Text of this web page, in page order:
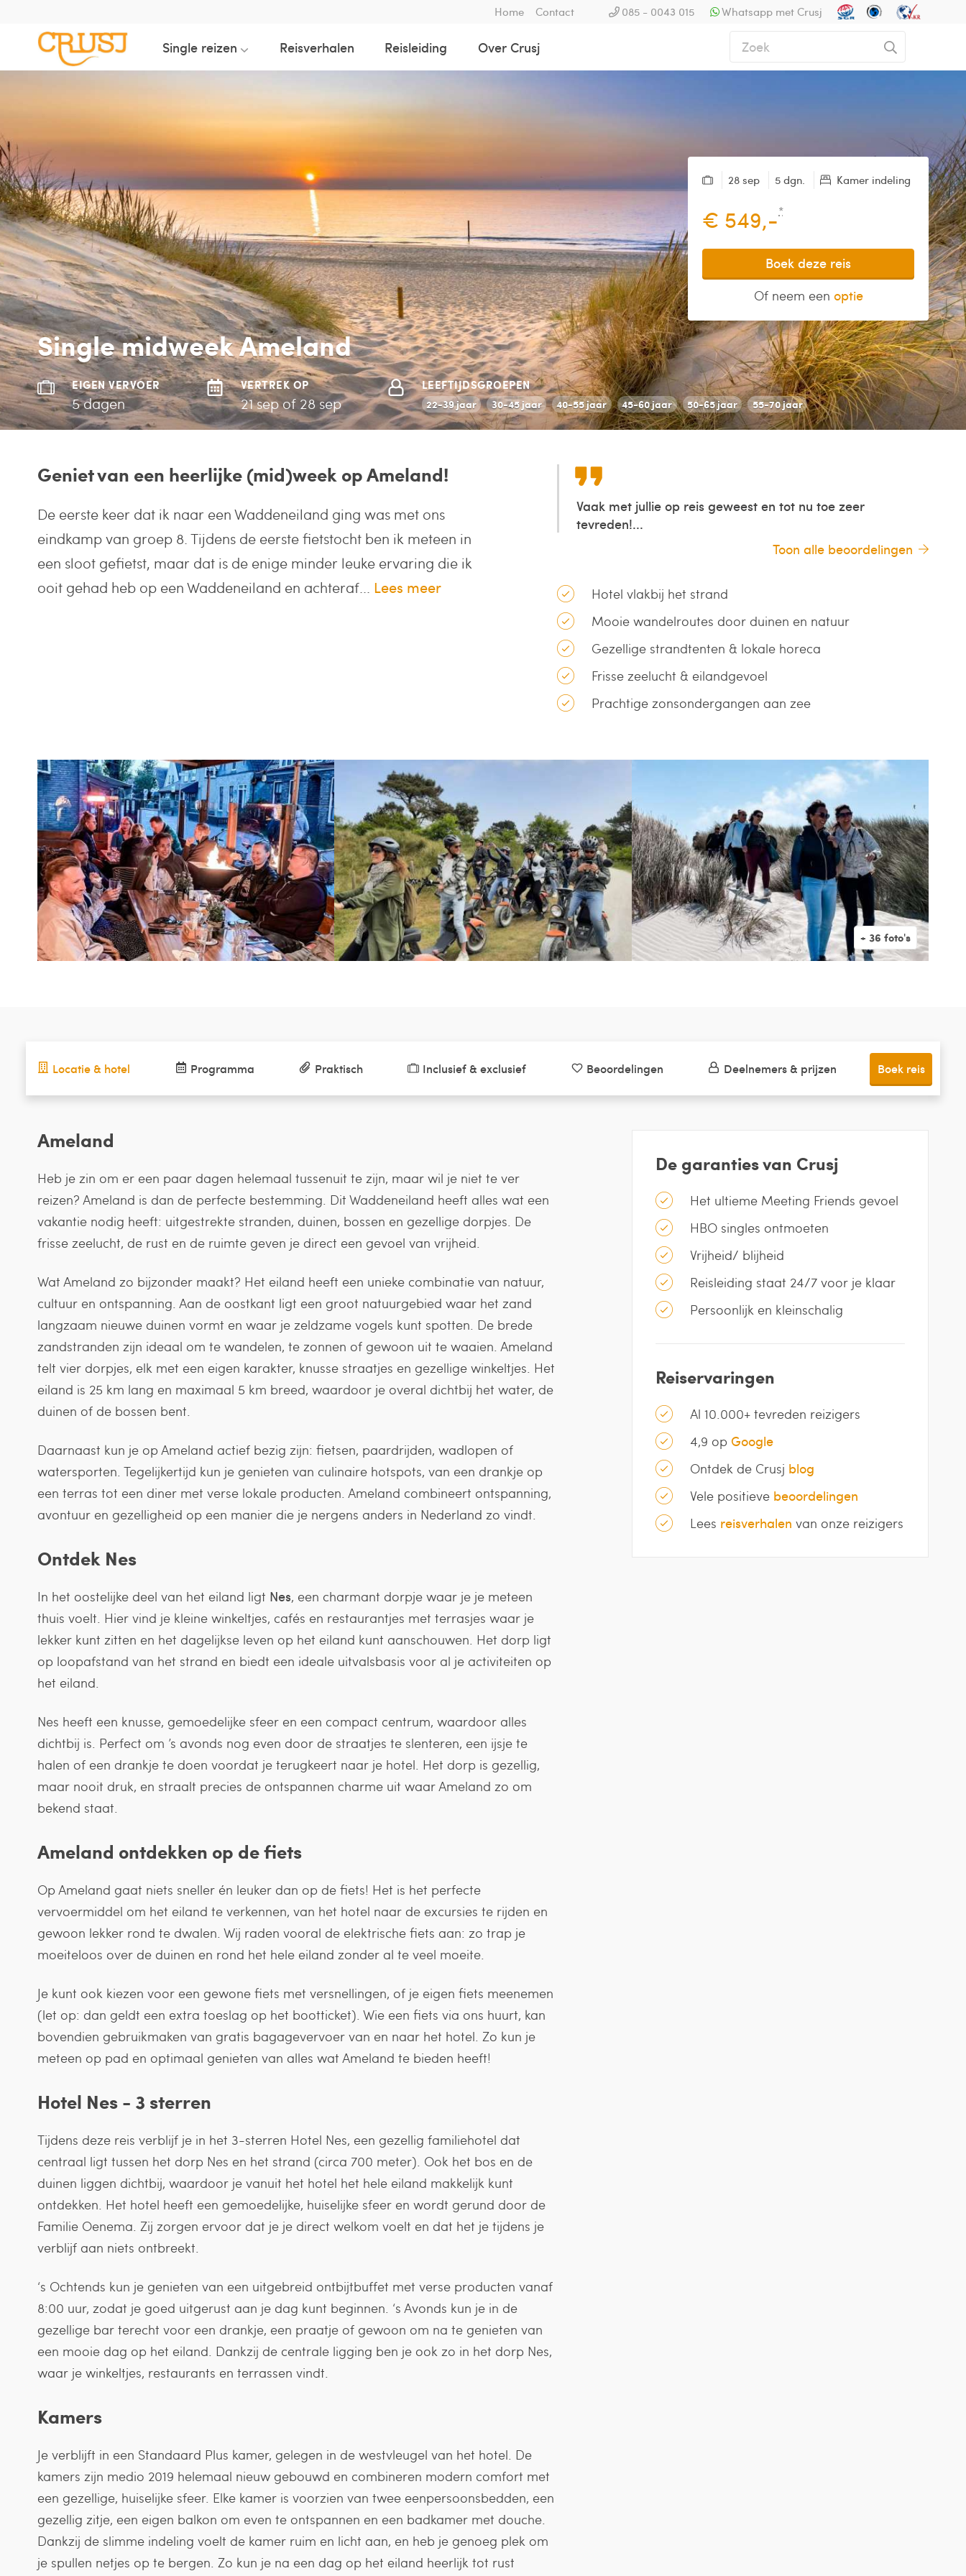
Home Contact 085 - 0043 015 Whatsapp met Crusj
Single reizen Reisverhalen Reisleiding Over Crusj
28 sep 5 dgn. Kamer indeling
€ 549,-*
Boek deze reis
Of neem een optie
Single midweek Ameland
EIGEN VERVOER
5 dagen
VERTREK OP
21 sep of 28 sep
LEEFTIJDSGROEPEN
22-39 jaar 30-45 jaar 40-55 jaar 45-60 jaar 50-65 jaar 55-70 jaar
Geniet van een heerlijke (mid)week op Ameland!
De eerste keer dat ik naar een Waddeneiland ging was met ons
eindkamp van groep 8. Tijdens de eerste fietstocht ben ik meteen in
een sloot gefietst, maar dat is de enige minder leuke ervaring die ik
ooit gehad heb op een Waddeneiland en achteraf... Lees meer
Vaak met jullie op reis geweest en tot nu toe zeer
tevreden!...
Toon alle beoordelingen
Hotel vlakbij het strand
Mooie wandelroutes door duinen en natuur
Gezellige strandtenten & lokale horeca
Frisse zeelucht & eilandgevoel
Prachtige zonsondergangen aan zee
Locatie & hotel
Ameland
Heb je zin om er een paar dagen helemaal tussenuit te zijn, maar wil je niet te ver
reizen? Ameland is dan de perfecte bestemming. Dit Waddeneiland heeft alles wat een
vakantie nodig heeft: uitgestrekte stranden, duinen, bossen en gezellige dorpjes. De
frisse zeelucht, de rust en de ruimte geven je direct een gevoel van vrijheid.
Wat Ameland zo bijzonder maakt? Het eiland heeft een unieke combinatie van natuur,
cultuur en ontspanning. Aan de oostkant ligt een groot natuurgebied waar het zand
langzaam nieuwe duinen vormt en waar je zeldzame vogels kunt spotten. De brede
zandstranden zijn ideaal om te wandelen, te zonnen of gewoon uit te waaien. Ameland
telt vier dorpjes, elk met een eigen karakter, knusse straatjes en gezellige winkeltjes. Het
eiland is 25 km lang en maximaal 5 km breed, waardoor je overal dichtbij het water, de
duinen of de bossen bent.
Daarnaast kun je op Ameland actief bezig zijn: fietsen, paardrijden, wadlopen of
watersporten. Tegelijkertijd kun je genieten van culinaire hotspots, van een drankje op
een terras tot een diner met verse lokale producten. Ameland combineert ontspanning,
avontuur en gezelligheid op een manier die je nergens anders in Nederland zo vindt.
Ontdek Nes
In het oostelijke deel van het eiland ligt Nes, een charmant dorpje waar je je meteen
thuis voelt. Hier vind je kleine winkeltjes, cafés en restaurantjes met terrasjes waar je
lekker kunt zitten en het dagelijkse leven op het eiland kunt aanschouwen. Het dorp ligt
op loopafstand van het strand en biedt een ideale uitvalsbasis voor al je activiteiten op
het eiland.
Nes heeft een knusse, gemoedelijke sfeer en een compact centrum, waardoor alles
dichtbij is. Perfect om ’s avonds nog even door de straatjes te slenteren, een ijsje te
halen of een drankje te doen voordat je terugkeert naar je hotel. Het dorp is gezellig,
maar nooit druk, en straalt precies de ontspannen charme uit waar Ameland zo om
bekend staat.
Ameland ontdekken op de fiets
Op Ameland gaat niets sneller én leuker dan op de fiets! Het is het perfecte
vervoermiddel om het eiland te verkennen, van het hotel naar de excursies te rijden en
gewoon lekker rond te dwalen. Wij raden vooral de elektrische fiets aan: zo trap je
moeiteloos over de duinen en rond het hele eiland zonder al te veel moeite.
Je kunt ook kiezen voor een gewone fiets met versnellingen, of je eigen fiets meenemen
(let op: dan geldt een extra toeslag op het bootticket). Wie een fiets via ons huurt, kan
bovendien gebruikmaken van gratis bagagevervoer van en naar het hotel. Zo kun je
meteen op pad en optimaal genieten van alles wat Ameland te bieden heeft!
Hotel Nes - 3 sterren
Tijdens deze reis verblijf je in het 3-sterren Hotel Nes, een gezellig familiehotel dat
centraal ligt tussen het dorp Nes en het strand (circa 700 meter). Ook het bos en de
duinen liggen dichtbij, waardoor je vanuit het hotel het hele eiland makkelijk kunt
ontdekken. Het hotel heeft een gemoedelijke, huiselijke sfeer en wordt gerund door de
Familie Oenema. Zij zorgen ervoor dat je je direct welkom voelt en dat het je tijdens je
verblijf aan niets ontbreekt.
‘s Ochtends kun je genieten van een uitgebreid ontbijtbuffet met verse producten vanaf
8:00 uur, zodat je goed uitgerust aan je dag kunt beginnen. ‘s Avonds kun je in de
gezellige bar terecht voor een drankje, een praatje of gewoon om na te genieten van
een mooie dag op het eiland. Dankzij de centrale ligging ben je ook zo in het dorp Nes,
waar je winkeltjes, restaurants en terrassen vindt.
Kamers
Je verblijft in een Standaard Plus kamer, gelegen in de westvleugel van het hotel. De
kamers zijn medio 2019 helemaal nieuw gebouwd en combineren modern comfort met
een gezellige, huiselijke sfeer. Elke kamer is voorzien van twee eenpersoonsbedden, een
gezellig zitje, een eigen balkon om even te ontspannen en een badkamer met douche.
Dankzij de slimme indeling voelt de kamer ruim en licht aan, en heb je genoeg plek om
je spullen netjes op te bergen. Zo kun je na een dag op het eiland heerlijk tot rust
De garanties van Crusj
Het ultieme Meeting Friends gevoel
HBO singles ontmoeten
Vrijheid/ blijheid
Reisleiding staat 24/7 voor je klaar
Persoonlijk en kleinschalig
Reiservaringen
Al 10.000+ tevreden reizigers
4,9 op Google
Ontdek de Crusj blog
Vele positieve beoordelingen
Lees reisverhalen van onze reizigers
Programma Praktisch Inclusief & exclusief Beoordelingen Deelnemers & prijzen Boek reis